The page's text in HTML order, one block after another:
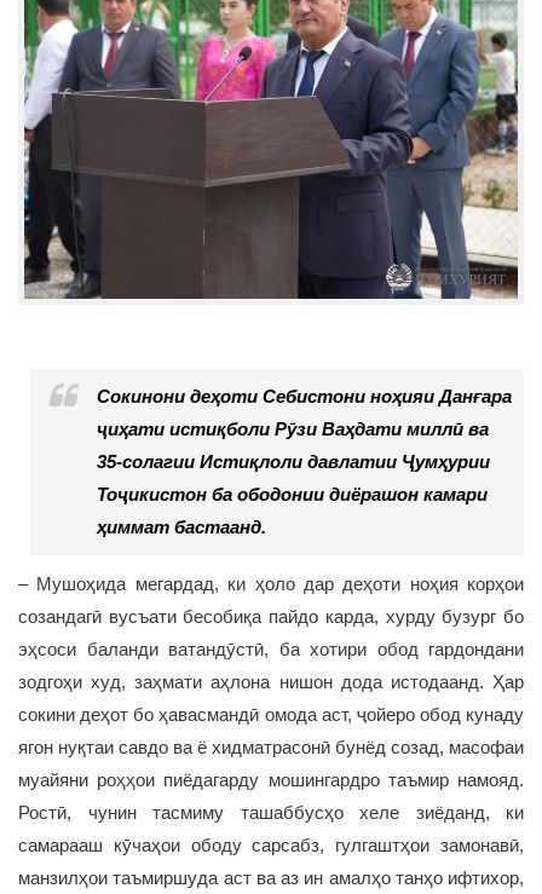
Сокинони деҳоти Себистони ноҳияи Данғара
ҷиҳати истиқболи Рӯзи Ваҳдати миллӣ ва
35-солагии Истиқлоли давлатии Ҷумҳурии
Тоҷикистон ба ободонии диёрашон камари
ҳиммат бастаанд.
– Мушоҳида мегардад, ки ҳоло дар деҳоти ноҳия корҳои
созандагӣ вусъати бесобиқа пайдо карда, хурду бузург бо
эҳсоси баланди ватандӯстӣ, ба хотири обод гардондани
зодгоҳи худ, заҳмати аҳлона нишон дода истодаанд. Ҳар
сокини деҳот бо ҳавасмандӣ омода аст, ҷойеро обод кунаду
ягон нуқтаи савдо ва ё хидматрасонӣ бунёд созад, масофаи
муайяни роҳҳои пиёдагарду мошингардро таъмир намояд.
Ростӣ, чунин тасмиму ташаббусҳо хеле зиёданд, ки
самарааш кӯчаҳои ободу сарсабз, гулгаштҳои замонавӣ,
манзилҳои таъмиршуда аст ва аз ин амалҳо танҳо ифтихор,